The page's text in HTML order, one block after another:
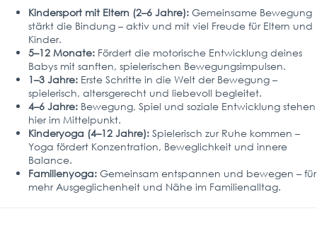
Kindersport mit Eltern (2–6 Jahre): Gemeinsame Bewegung
stärkt die Bindung – aktiv und mit viel Freude für Eltern und
Kinder.
5–12 Monate: Fördert die motorische Entwicklung deines
Babys mit sanften, spielerischen Bewegungsimpulsen.
1–3 Jahre: Erste Schritte in die Welt der Bewegung –
spielerisch, altersgerecht und liebevoll begleitet.
4–6 Jahre: Bewegung, Spiel und soziale Entwicklung stehen
hier im Mittelpunkt.
Kinderyoga (4–12 Jahre): Spielerisch zur Ruhe kommen –
Yoga fördert Konzentration, Beweglichkeit und innere
Balance.
Familienyoga: Gemeinsam entspannen und bewegen – für
mehr Ausgeglichenheit und Nähe im Familienalltag.